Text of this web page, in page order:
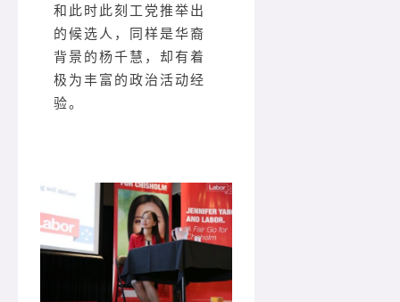
和此时此刻工党推举出
的候选人，同样是华裔
背景的杨千慧，却有着
极为丰富的政治活动经
验。